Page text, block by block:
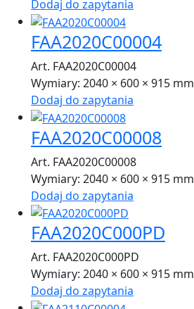
Dodaj do zapytania
FAA2020C00004
Art. FAA2020C00004
Wymiary: 2040 × 600 × 915 mm
Dodaj do zapytania
FAA2020C00008
Art. FAA2020C00008
Wymiary: 2040 × 600 × 915 mm
Dodaj do zapytania
FAA2020C000PD
Art. FAA2020C000PD
Wymiary: 2040 × 600 × 915 mm
Dodaj do zapytania